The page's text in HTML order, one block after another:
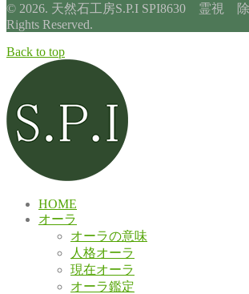
© 2026. 天然石工房S.P.I SPI8630 霊
Rights Reserved.
Back to top
HOME
オーラ
オーラの意味
人格オーラ
現在オーラ
オーラ鑑定